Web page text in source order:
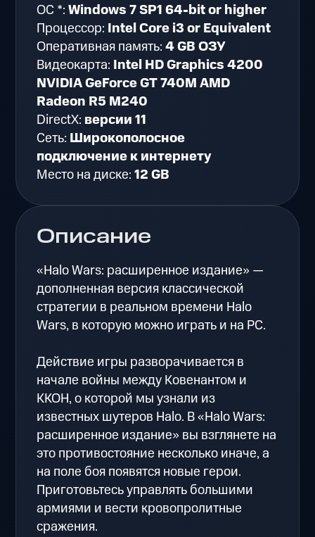
Описание
«Halo Wars: расширенное издание» —
дополненная версия классической
стратегии в реальном времени Halo
Wars, в которую можно играть и на PC.
Действие игры разворачивается в
начале войны между Ковенантом и
ККОН, о которой мы узнали из
известных шутеров Halo. В «Halo Wars:
расширенное издание» вы взглянете на
это противостояние несколько иначе, а
на поле боя появятся новые герои.
Приготовьтесь управлять большими
армиями и вести кровопролитные
сражения.
ОС *:Windows 7 SP1 64-bit or higher
Процессор: Intel Core i3 or Equivalent
Оперативная память:4 GB ОЗУ
Видеокарта: Intel HD Graphics 4200
NVIDIA GeForce GT 740M AMD
Radeon R5 M240
DirectX: версии 11
Сеть: Широкополосное
подключение к интернету
Место на диске:12 GB